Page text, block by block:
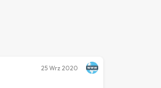
25 Wrz 2020